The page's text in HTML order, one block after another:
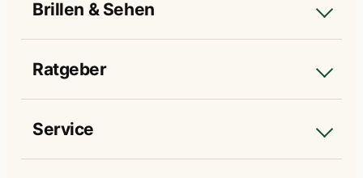
Brillen & Sehen
Ratgeber
Service